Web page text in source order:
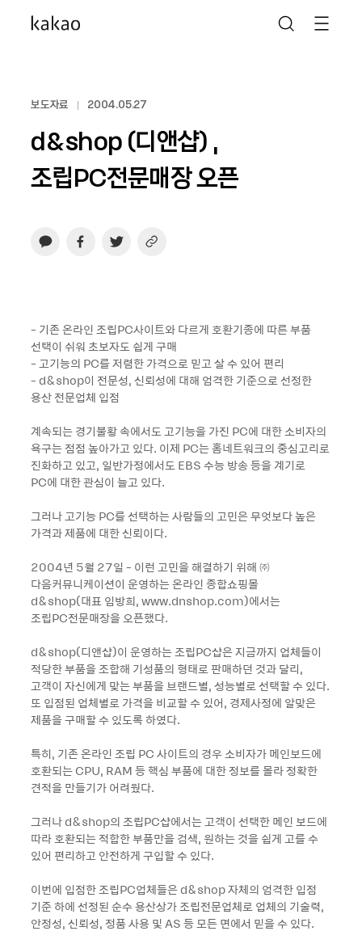
보도자료 2004.05.27
d&shop (디앤샵) ,
조립PC전문매장 오픈
- 기존 온라인 조립PC사이트와 다르게 호환기종에 따른 부품
선택이 쉬워 초보자도 쉽게 구매
- 고기능의 PC를 저렴한 가격으로 믿고 살 수 있어 편리
- d&shop이 전문성, 신뢰성에 대해 엄격한 기준으로 선정한
용산 전문업체 입점
계속되는 경기불황 속에서도 고기능을 가진 PC에 대한 소비자의
욕구는 점점 높아가고 있다. 이제 PC는 홈네트워크의 중심고리로
진화하고 있고, 일반가정에서도 EBS 수능 방송 등을 계기로
PC에 대한 관심이 늘고 있다.
그러나 고기능 PC를 선택하는 사람들의 고민은 무엇보다 높은
가격과 제품에 대한 신뢰이다.
2004년 5월 27일 - 이런 고민을 해결하기 위해 ㈜
다음커뮤니케이션이 운영하는 온라인 종합쇼핑몰
d&shop(대표 임방희, www.dnshop.com)에서는
조립PC전문매장을 오픈했다.
d&shop(디앤샵)이 운영하는 조립PC샵은 지금까지 업체들이
적당한 부품을 조합해 기성품의 형태로 판매하던 것과 달리,
고객이 자신에게 맞는 부품을 브랜드별, 성능별로 선택할 수 있다.
또 입점된 업체별로 가격을 비교할 수 있어, 경제사정에 알맞은
제품을 구매할 수 있도록 하였다.
특히, 기존 온라인 조립 PC 사이트의 경우 소비자가 메인보드에
호환되는 CPU, RAM 등 핵심 부품에 대한 정보를 몰라 정확한
견적을 만들기가 어려웠다.
그러나 d&shop의 조립PC샵에서는 고객이 선택한 메인 보드에
따라 호환되는 적합한 부품만을 검색, 원하는 것을 쉽게 고를 수
있어 편리하고 안전하게 구입할 수 있다.
이번에 입점한 조립PC업체들은 d&shop 자체의 엄격한 입점
기준 하에 선정된 순수 용산상가 조립전문업체로 업체의 기술력,
안정성, 신뢰성, 정품 사용 및 AS 등 모든 면에서 믿을 수 있다.